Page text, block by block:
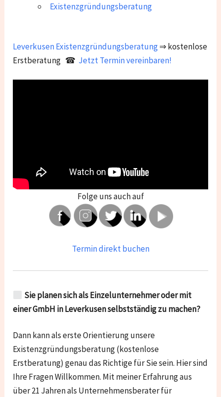
Existenzgründungsberatung
LeverkusenExistenzgründungsberatung⇒ kostenlose
Erstberatung ☎ Jetzt Termin vereinbaren!
Folge uns auch auf
Termin direkt buchen
Sie planen sich als Einzelunternehmer oder mit
einer GmbH in Leverkusen selbstständig zu machen?
Dann kann als erste Orientierung unsere
Existenzgründungsberatung (kostenlose
Erstberatung) genau das Richtige für Sie sein. Hier sind
Ihre Fragen Willkommen. Mit meiner Erfahrung aus
über 21 Jahren als Unternehmensberater für